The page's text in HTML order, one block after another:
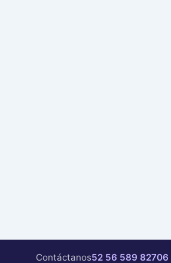
Contáctanos52 56 589 82706